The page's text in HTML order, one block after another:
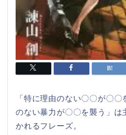
「特に理由のない〇〇が〇
のない暴力が〇〇を襲う」は
かれるフレーズ。